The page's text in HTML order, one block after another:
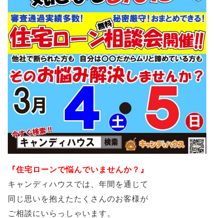
『住宅ローンで悩んでいませんか？』
キャンディハウスでは、年間を通じて
同じ思いを抱えたたくさんのお客様が
ご相談にいらっしゃいます。